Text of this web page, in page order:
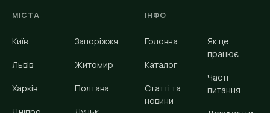
МІСТА
Київ
Львів
Харків
Запоріжжя
Житомир
Полтава
ІНФО
Головна
Каталог
Статті та
новини
Як це
працює
Часті
питання